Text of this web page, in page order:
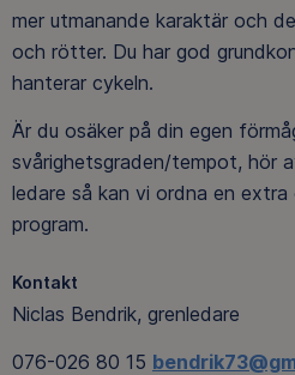
mer utmanande karaktär och
och rötter. Du har god
hanterar cykeln.
Är du osäker på din egen
svårighetsgraden/tempot, hör
ledare så kan vi ordna en
program.
Kontakt
Niclas Bendrik, grenledare
076-026 80 15